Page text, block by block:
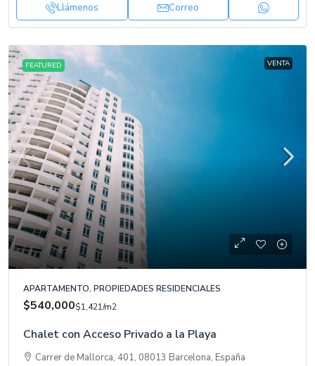
Llámenos Correo
FEATURED VENTA
APARTAMENTO, PROPIEDADES RESIDENCIALES
$540,000$1,421/m2
Chalet con Acceso Privado a la Playa
Carrer de Mallorca, 401, 08013 Barcelona, España